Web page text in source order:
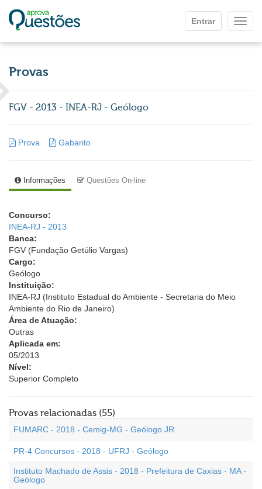
Entrar
Provas
FGV - 2013 - INEA-RJ - Geólogo
Prova Gabarito
Informações Questões On-line
Concurso:
INEA-RJ - 2013
Banca:
FGV (Fundação Getúlio Vargas)
Cargo:
Geólogo
Instituição:
INEA-RJ (Instituto Estadual do Ambiente - Secretaria do Meio
Ambiente do Rio de Janeiro)
Área de Atuação:
Outras
Aplicada em:
05/2013
Nível:
Superior Completo
Provas relacionadas (55)
FUMARC - 2018 - Cemig-MG - Geólogo JR
PR-4 Concursos - 2018 - UFRJ - Geólogo
Instituto Machado de Assis - 2018 - Prefeitura de Caxias - MA -
Geólogo